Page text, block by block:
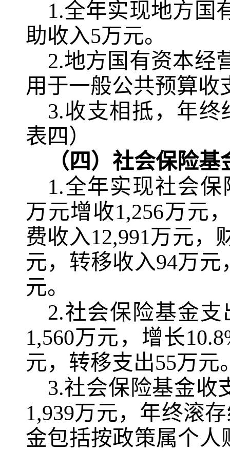
1.全年实现地方国
助收入5万元。
2.地方国有资本经
用于一般公共预算收
3.收支相抵，年
表四）
（四）社会保险
1.全年实现社会保
万元增收1,256万元
费收入12,991万元，
元，转移收入94万元
元。
2.社会保险基金支
1,560万元，增长
元，转移支出55万元
3.社会保险基金收
1,939万元，年终滚
金包括按政策属个